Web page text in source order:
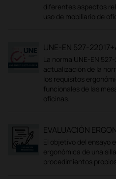
diferentes aspectos
uso de mobiliario de
UNE-EN 527-
La norma UNE-EN
actualización de la
los requisitos
funcionales de las
oficinas.
EVALUACIÓN
El objetivo del ensayo
ergonómica de una
procedimientos propios